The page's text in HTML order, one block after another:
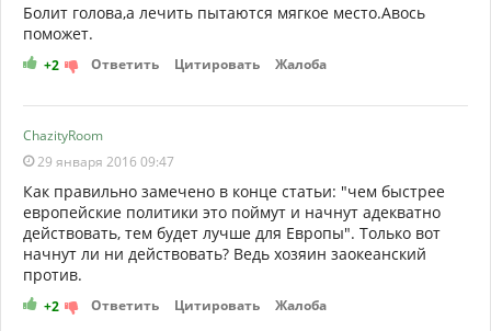
Болит голова,а лечить пытаются мягкое место.Авось
поможет.
+2 Ответить Цитировать Жалоба
ChazityRoom
29 января 2016 09:47
Как правильно замечено в конце статьи: "чем быстрее
европейские политики это поймут и начнут адекватно
действовать, тем будет лучше для Европы". Только вот
начнут ли ни действовать? Ведь хозяин заокеанский
против.
+2 Ответить Цитировать Жалоба